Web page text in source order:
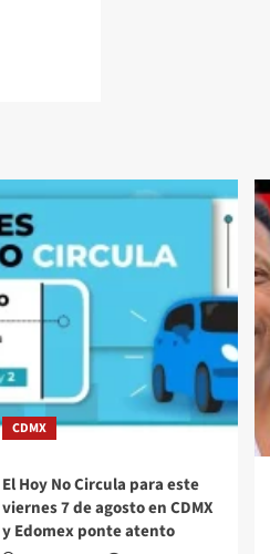
CDMX
El Hoy No Circula para este
viernes 7 de agosto en CDMX
y Edomex ponte atento